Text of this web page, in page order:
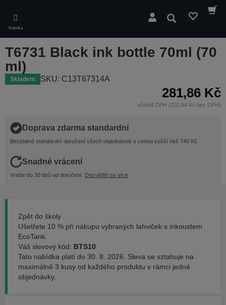
main
content
Nabídka
Hledat
T6731 Black ink bottle 70ml (70
ml)
Skladem SKU: C13T67314A
281,86 Kč
včetně DPH (232,94 Kč bez DPH)
Doprava zdarma standardní
Bezplatné standardní doručení všech objednávek s cenou vyšší než 740 Kč
Snadné vrácení
Vraťte do 30 dnů od doručení. Dozvědět se více
Zpět do školy
Ušetřete 10 % při nákupu vybraných lahviček s inkoustem
EcoTank.
Váš slevový kód: BTS10
Tato nabídka platí do 30. 8. 2026. Sleva se vztahuje na
maximálně 3 kusy od každého produktu v rámci jedné
objednávky.